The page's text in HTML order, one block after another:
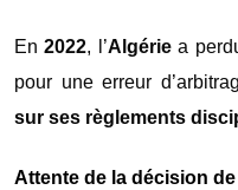
En2022, l’Algériea
pour une erreur
sur ses règlements
Attente de la décision de